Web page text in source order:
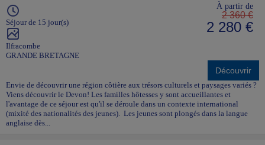
Séjour de 15 jour(s)
Ilfracombe
GRANDE BRETAGNE
À partir de
2 360 €
2 280 €
Découvrir
Envie de découvrir une région côtière aux trésors culturels et paysages variés ?
Viens découvrir le Devon! Les familles hôtesses y sont accueillantes et
l'avantage de ce séjour est qu'il se déroule dans un contexte international
(mixité des nationalités des jeunes). Les jeunes sont plongés dans la langue
anglaise dès...